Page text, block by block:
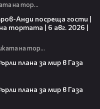
Черешката на тортата
Анди посреща гости |
тортата | 6 авг. 2026 |
Черешката на тортата
плана за мир в Газа
плана за мир в Газа